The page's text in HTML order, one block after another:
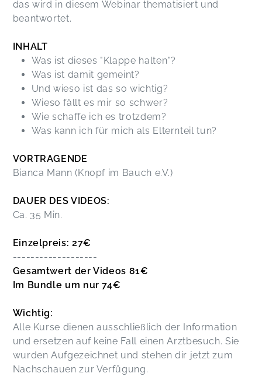
das wird in diesem Webinar thematisiert und
beantwortet.
INHALT
Was ist dieses "Klappe halten"?
Was ist damit gemeint?
Und wieso ist das so wichtig?
Wieso fällt es mir so schwer?
Wie schaffe ich es trotzdem?
Was kann ich für mich als Elternteil tun?
VORTRAGENDE
Bianca Mann (Knopf im Bauch e.V.)
DAUER DES VIDEOS:
Ca. 35 Min.
Einzelpreis: 27€
-------------------
Gesamtwert der Videos 81€
Im Bundle um nur 74€
Wichtig:
Alle Kurse dienen ausschließlich der Information
und ersetzen auf keine Fall einen Arztbesuch. Sie
wurden Aufgezeichnet und stehen dir jetzt zum
Nachschauen zur Verfügung.